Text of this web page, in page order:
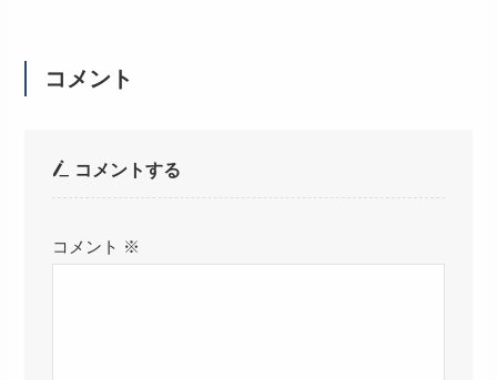
コメント
コメントする
コメント ※